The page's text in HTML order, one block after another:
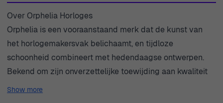
Over Orphelia Horloges
Orphelia is een vooraanstaand merk dat de kunst van
het horlogemakersvak belichaamt, en tijdloze
schoonheid combineert met hedendaagse ontwerpen.
Bekend om zijn onverzettelijke toewijding aan kwaliteit
en stijl, vervaardigt Orphelia elk stuk met zorgvuldig oog
Show more